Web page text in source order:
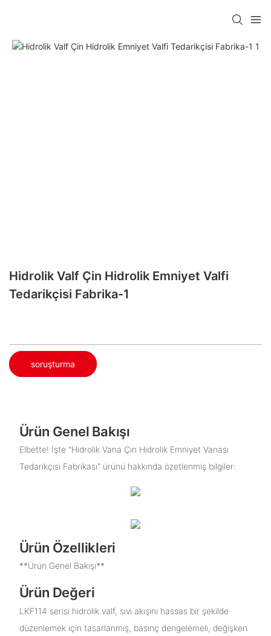
Hidrolik Valf Çin Hidrolik Emniyet Valfi
Tedarikçisi Fabrika-1
soruşturma
Ürün Genel Bakışı
Elbette! İşte "Hidrolik Vana Çin Hidrolik Emniyet Vanası
Tedarikçisi Fabrikası" ürünü hakkında özetlenmiş bilgiler:
Ürün Özellikleri
**Ürün Genel Bakışı**
Ürün Değeri
LKF114 serisi hidrolik valf, sıvı akışını hassas bir şekilde
düzenlemek için tasarlanmış, basınç dengelemeli, değişken